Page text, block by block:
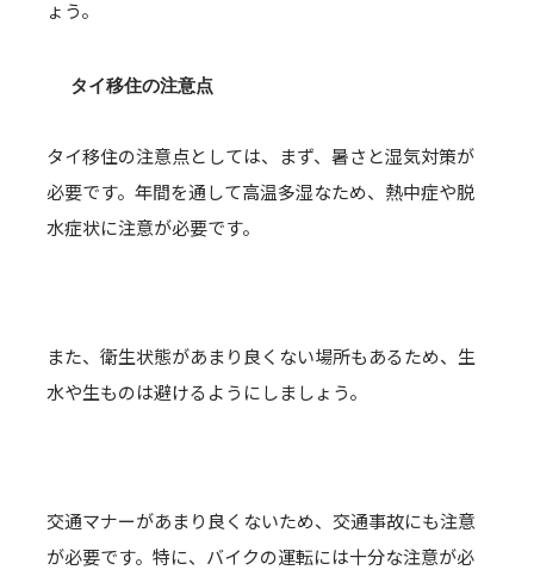
ょう。
タイ移住の注意点
タイ移住の注意点としては、まず、暑さと湿気対策が
必要です。年間を通して高温多湿なため、熱中症や脱
水症状に注意が必要です。
また、衛生状態があまり良くない場所もあるため、生
水や生ものは避けるようにしましょう。
交通マナーがあまり良くないため、交通事故にも注意
が必要です。特に、バイクの運転には十分な注意が必